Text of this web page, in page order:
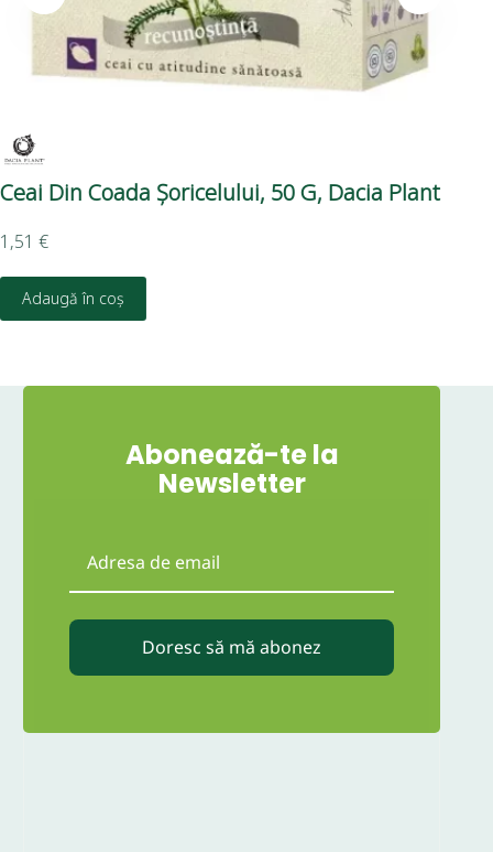
Ceai Din Coada Șoricelului, 50 G, Dacia Plant
1,51 €
Adaugă în coș
Abonează-te la
Newsletter
Doresc să mă abonez